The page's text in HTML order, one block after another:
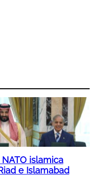
islamica
e Islamabad